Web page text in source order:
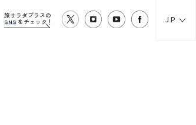
旅サラダプラスの
SNS をチェック！ JP